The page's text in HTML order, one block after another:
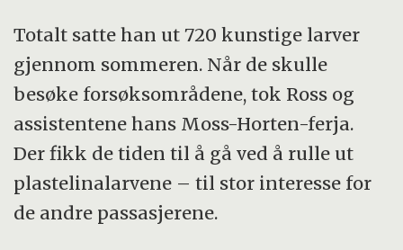
Totalt satte han ut 720 kunstige larver
gjennom sommeren. Når de skulle
besøke forsøksområdene, tok Ross og
assistentene hans Moss-Horten-ferja.
Der fikk de tiden til å gå ved å rulle ut
plastelinalarvene – til stor interesse for
de andre passasjerene.